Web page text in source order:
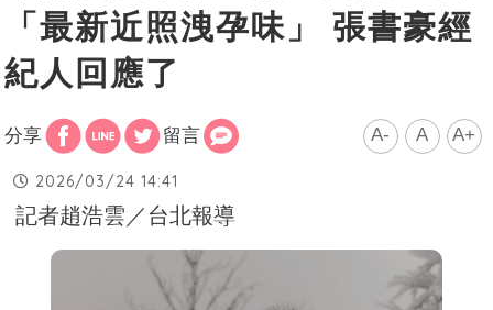
「最新近照洩孕味」 張書豪經
紀人回應了
分享 留言 A- A A+
2026/03/24 14:41
記者趙浩雲／台北報導